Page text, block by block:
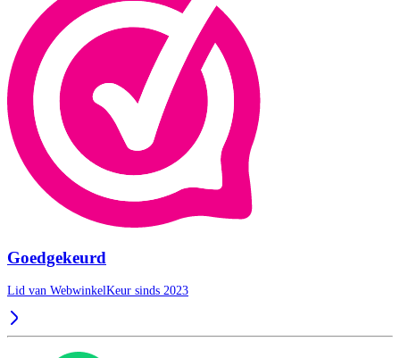
Goedgekeurd
Lid van WebwinkelKeur sinds 2023